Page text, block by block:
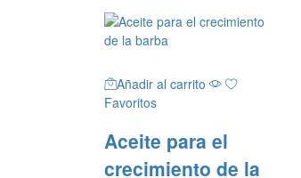
Añadir al carrito
Favoritos
Aceite para el
crecimiento de la